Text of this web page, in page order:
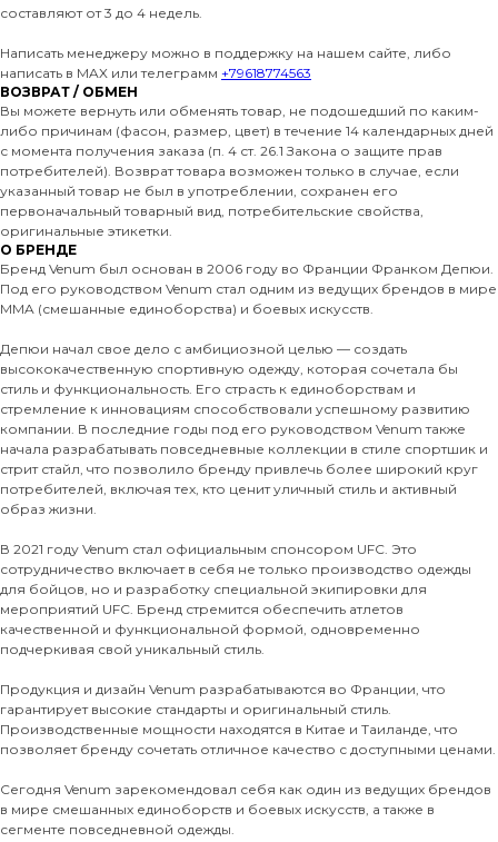
составляют от 3 до 4 недель.
Написать менеджеру можно в поддержку на нашем сайте, либо
написать в MAX или телеграмм +79618774563
ВОЗВРАТ / ОБМЕН
Вы можете вернуть или обменять товар, не подошедший по каким-
либо причинам (фасон, размер, цвет) в течение 14 календарных дней
с момента получения заказа (п. 4 ст. 26.1 Закона о защите прав
потребителей). Возврат товара возможен только в случае, если
указанный товар не был в употреблении, сохранен его
первоначальный товарный вид, потребительские свойства,
оригинальные этикетки.
О БРЕНДЕ
Бренд Venum был основан в 2006 году во Франции Франком Депюи.
Под его руководством Venum стал одним из ведущих брендов в мире
MMA (смешанные единоборства) и боевых искусств.
Депюи начал свое дело с амбициозной целью — создать
высококачественную спортивную одежду, которая сочетала бы
стиль и функциональность. Его страсть к единоборствам и
стремление к инновациям способствовали успешному развитию
компании. В последние годы под его руководством Venum также
начала разрабатывать повседневные коллекции в стиле спортшик и
стрит стайл, что позволило бренду привлечь более широкий круг
потребителей, включая тех, кто ценит уличный стиль и активный
образ жизни.
В 2021 году Venum стал официальным спонсором UFC. Это
сотрудничество включает в себя не только производство одежды
для бойцов, но и разработку специальной экипировки для
мероприятий UFC. Бренд стремится обеспечить атлетов
качественной и функциональной формой, одновременно
подчеркивая свой уникальный стиль.
Продукция и дизайн Venum разрабатываются во Франции, что
гарантирует высокие стандарты и оригинальный стиль.
Производственные мощности находятся в Китае и Таиланде, что
позволяет бренду сочетать отличное качество с доступными ценами.
Сегодня Venum зарекомендовал себя как один из ведущих брендов
в мире смешанных единоборств и боевых искусств, а также в
сегменте повседневной одежды.